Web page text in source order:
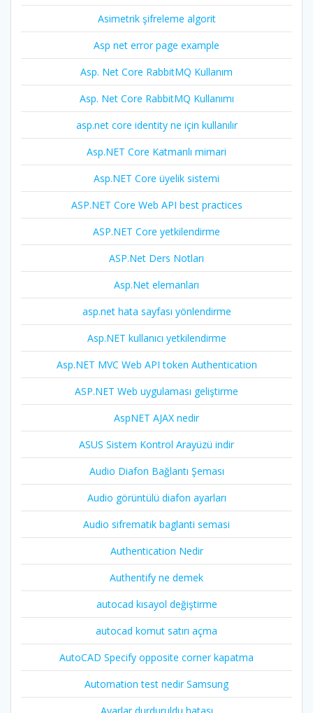
Asimetrik şifreleme algorit
Asp net error page example
Asp. Net Core RabbitMQ Kullanım
Asp. Net Core RabbitMQ Kullanımı
asp.net core identity ne için kullanılır
Asp.NET Core Katmanlı mimari
Asp.NET Core üyelik sistemi
ASP.NET Core Web API best practices
ASP.NET Core yetkilendirme
ASP.Net Ders Notları
Asp.Net elemanları
asp.net hata sayfası yönlendirme
Asp.NET kullanıcı yetkilendirme
Asp.NET MVC Web API token Authentication
ASP.NET Web uygulaması geliştirme
AspNET AJAX nedir
ASUS Sistem Kontrol Arayüzü indir
Audio Diafon Bağlantı Şeması
Audio görüntülü diafon ayarları
Audio sifrematik baglanti semasi
Authentication Nedir
Authentify ne demek
autocad kısayol değiştirme
autocad komut satırı açma
AutoCAD Specify opposite corner kapatma
Automation test nedir Samsung